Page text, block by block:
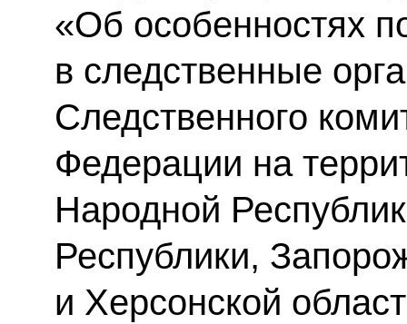
«Об особенностях
в следственные
Следственного
Федерации на
Народной
Республики,
и Херсонской